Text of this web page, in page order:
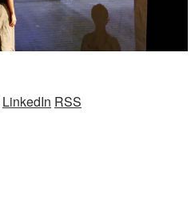
LinkedIn RSS